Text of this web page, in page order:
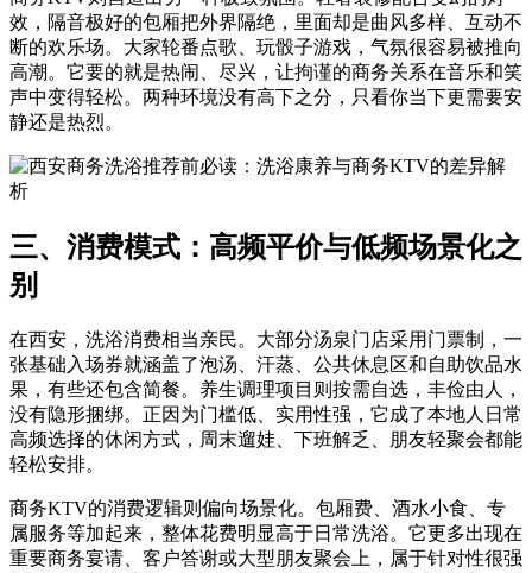
效，隔音极好的包厢把外界隔绝，里面却是曲风多样、互动不
断的欢乐场。大家轮番点歌、玩骰子游戏，气氛很容易被推向
高潮。它要的就是热闹、尽兴，让拘谨的商务关系在音乐和笑
声中变得轻松。两种环境没有高下之分，只看你当下更需要安
静还是热烈。
三、消费模式：高频平价与低频场景化之
别
在西安，洗浴消费相当亲民。大部分汤泉门店采用门票制，一
张基础入场券就涵盖了泡汤、汗蒸、公共休息区和自助饮品水
果，有些还包含简餐。养生调理项目则按需自选，丰俭由人，
没有隐形捆绑。正因为门槛低、实用性强，它成了本地人日常
高频选择的休闲方式，周末遛娃、下班解乏、朋友轻聚会都能
轻松安排。
商务KTV的消费逻辑则偏向场景化。包厢费、酒水小食、专
属服务等加起来，整体花费明显高于日常洗浴。它更多出现在
重要商务宴请、客户答谢或大型朋友聚会上，属于针对性很强